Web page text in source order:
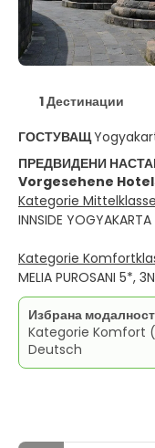
1 Дестинации
ГОСТУВАЩ
ПРЕДВИДЕНИ
Vorgesehene
Kategorie
INNSIDE
Kategorie
MELIA PUROSANI 5*, 3N
Избрана модалност
Kategorie Komfort
Deutsch